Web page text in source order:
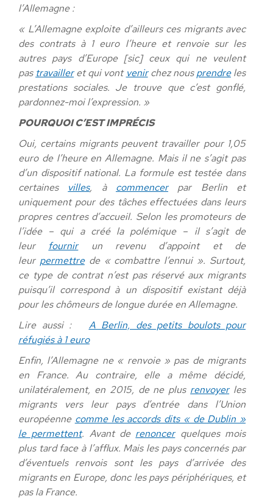
l’Allemagne :
« L’Allemagne exploite d’ailleurs ces migrants avec
des contrats à 1 euro l’heure et renvoie sur les
autres pays d’Europe [sic] ceux qui ne veulent
pas travailleret qui vont venirchez nousprendreles
prestations sociales. Je trouve que c’est gonflé,
pardonnez-moi l’expression. »
POURQUOI C’EST IMPRÉCIS
Oui, certains migrants peuvent travailler pour 1,05
euro de l’heure en Allemagne. Mais il ne s’agit pas
d’un dispositif national. La formule est testée dans
certaines villes, à commencerpar Berlin et
uniquement pour des tâches effectuées dans leurs
propres centres d’accueil. Selon les promoteurs de
l’idée – qui a créé la polémique – il s’agit de
leur fournirun revenu d’appoint et de
leur permettrede « combattre l’ennui ». Surtout,
ce type de contrat n’est pas réservé aux migrants
puisqu’il correspond à un dispositif existant déjà
pour les chômeurs de longue durée en Allemagne.
Lire aussi : A Berlin, des petits boulots pour
réfugiés à 1 euro
Enfin, l’Allemagne ne « renvoie » pas de migrants
en France. Au contraire, elle a même décidé,
unilatéralement, en 2015, de ne plus renvoyerles
migrants vers leur pays d’entrée dans l’Union
européenne comme les accords dits « de Dublin »
le permettent. Avant de renoncerquelques mois
plus tard face à l’afflux. Mais les pays concernés par
d’éventuels renvois sont les pays d’arrivée des
migrants en Europe, donc les pays périphériques, et
pas la France.